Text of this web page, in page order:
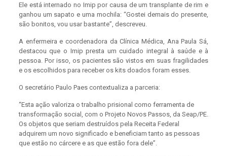
Ele está internado no Imip por causa de um transplante de rim e
ganhou um sapato e uma mochila: “Gostei demais do presente,
são bonitos, vou usar bastante”, descreveu.
A enfermeira e coordenadora da Clínica Médica, Ana Paula Sá,
destacou que o Imip presta um cuidado integral à saúde e à
pessoa. Por isso, os pacientes são vistos em suas fragilidades
e os escolhidos para receber os kits doados foram esses.
O secretário Paulo Paes contextualiza a parceria:
“Esta ação valoriza o trabalho prisional como ferramenta de
transformação social, com o Projeto Novos Passos, da Seap/PE.
Os objetos que seriam destruídos pela Receita Federal
adquirem um novo significado e beneficiam tanto as pessoas
que estão no cárcere e as que estão fora dele”.